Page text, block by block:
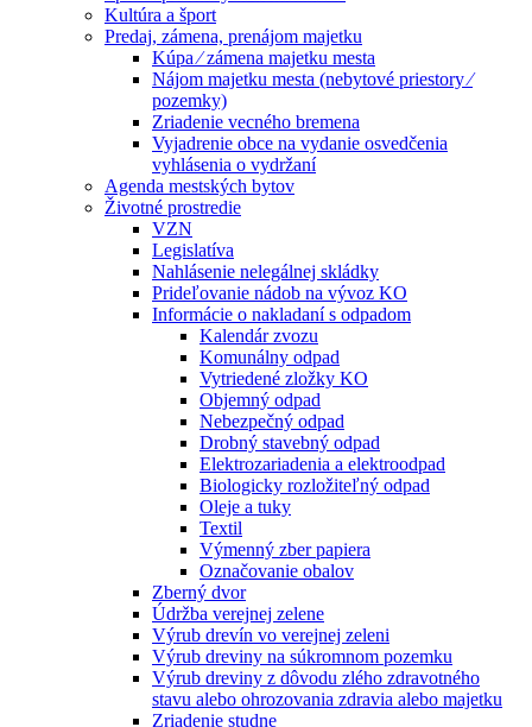
Kultúra a šport
Predaj, zámena, prenájom majetku
Kúpa ⁄ zámena majetku mesta
Nájom majetku mesta (nebytové priestory ⁄
pozemky)
Zriadenie vecného bremena
Vyjadrenie obce na vydanie osvedčenia
vyhlásenia o vydržaní
Agenda mestských bytov
Životné prostredie
VZN
Legislatíva
Nahlásenie nelegálnej skládky
Prideľovanie nádob na vývoz KO
Informácie o nakladaní s odpadom
Kalendár zvozu
Komunálny odpad
Vytriedené zložky KO
Objemný odpad
Nebezpečný odpad
Drobný stavebný odpad
Elektrozariadenia a elektroodpad
Biologicky rozložiteľný odpad
Oleje a tuky
Textil
Výmenný zber papiera
Označovanie obalov
Zberný dvor
Údržba verejnej zelene
Výrub drevín vo verejnej zeleni
Výrub dreviny na súkromnom pozemku
Výrub dreviny z dôvodu zlého zdravotného
stavu alebo ohrozovania zdravia alebo majetku
Zriadenie studne